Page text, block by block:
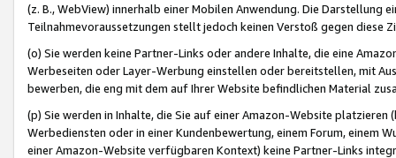
(z. B., WebView) innerhalb einer Mobilen Anwendung. Die Darstellung
Teilnahmevoraussetzungen stellt jedoch keinen Verstoß gegen diese
(o) Sie werden keine Partner-Links oder andere Inhalte, die eine
Werbeseiten oder Layer-Werbung einstellen oder bereitstellen, mit
bewerben, die eng mit dem auf Ihrer Website befindlichen Material
(p) Sie werden in Inhalte, die Sie auf einer Amazon-Website
Werbediensten oder in einer Kundenbewertung, einem Forum, einem
einer Amazon-Website verfügbaren Kontext) keine Partner-Links